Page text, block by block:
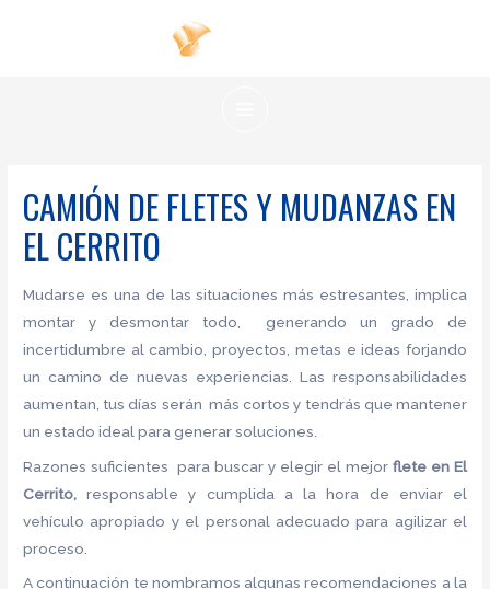
CAMIÓN DE FLETES Y MUDANZAS EN
EL CERRITO
Mudarse es una de las situaciones más estresantes, implica
montar y desmontar todo, generando un grado de
incertidumbre al cambio, proyectos, metas e ideas forjando
un camino de nuevas experiencias. Las responsabilidades
aumentan, tus días serán más cortos y tendrás que mantener
un estado ideal para generar soluciones.
Razones suficientes para buscar y elegir el mejor fleteen El
Cerrito,responsable y cumplida a la hora de enviar el
vehículo apropiado y el personal adecuado para agilizar el
proceso.
A continuación te nombramos algunas recomendaciones a la